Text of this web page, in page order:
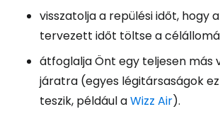
visszatolja a repülési időt, hogy
tervezett időt töltse a
átfoglalja Önt egy teljesen más
járatra (egyes légitársaságok
teszik, például aWizz Air).